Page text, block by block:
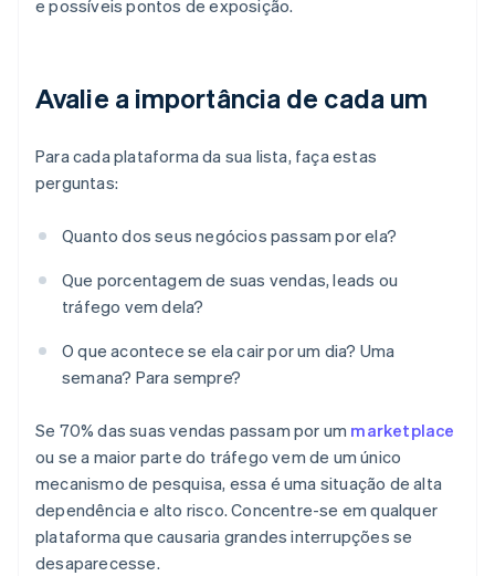
e possíveis pontos de exposição.
Avalie a importância de cada um
Para cada plataforma da sua lista, faça estas
perguntas:
Quanto dos seus negócios passam por ela?
Que porcentagem de suas vendas, leads ou
tráfego vem dela?
O que acontece se ela cair por um dia? Uma
semana? Para sempre?
Se 70% das suas vendas passam por um marketplace
ou se a maior parte do tráfego vem de um único
mecanismo de pesquisa, essa é uma situação de alta
dependência e alto risco. Concentre-se em qualquer
plataforma que causaria grandes interrupções se
desaparecesse.